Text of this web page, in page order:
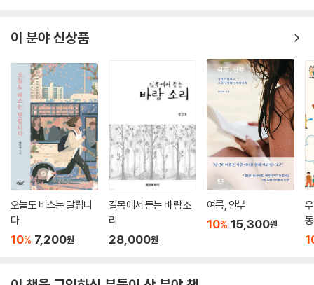
이 분야 신상품
오늘도 버스는 달립니
다
10% 7,200원
길목에서 듣는 바람 소
리
28,000원
여름, 안부
10% 15,300원